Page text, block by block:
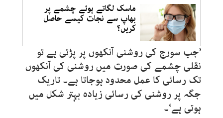
ماسک لگاتے ہوئے چشمے پر
بھاپ سے نجات کیسے حاصل
کریں؟
’جب سورج کی روشنی آنکھوں پر پڑتی ہے تو
نقلی چشمے کی صورت میں روشنی کی آنکھوں
تک رسائی کا عمل محدود ہوجاتا ہے۔ تاریک
جگہ پر روشنی کی رسائی زیادہ بہتر شکل میں
ہوتی ہے‘۔